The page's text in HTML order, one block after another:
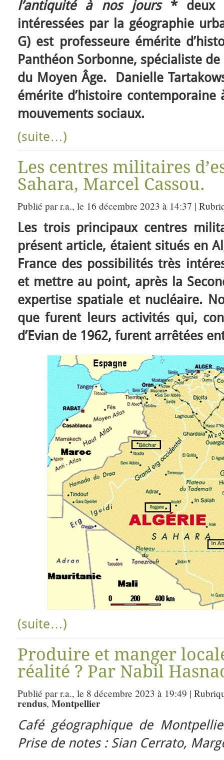
l’antiquité à nos jours* deux
intéressées par la géographie
G) est professeure émérite
Panthéon Sorbonne, spécialiste
du Moyen Âge. Danielle
émérite d’histoire contemporaine
mouvements sociaux.
(suite…)
Les centres militaires
Sahara, Marcel Cassou.
Publié par r.a., le 16 décembre 2023 à 14:37 |
Les trois principaux centres
présent article, étaient situés en
France des possibilités très
et mettre au point, après la
expertise spatiale et nucléaire.
que furent leurs activités qui,
d’Evian de 1962, furent arrêtées
(suite…)
Produire et manger
réalité ? Par Nabil
Publié par r.a., le 8 décembre 2023 à 19:49 |
rendus, Montpellier
Café géographique de
Prise de notes : Sian Cerrato,